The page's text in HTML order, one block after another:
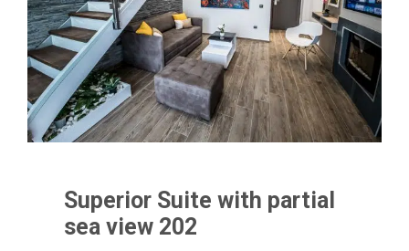
Superior Suite with partial
sea view 202